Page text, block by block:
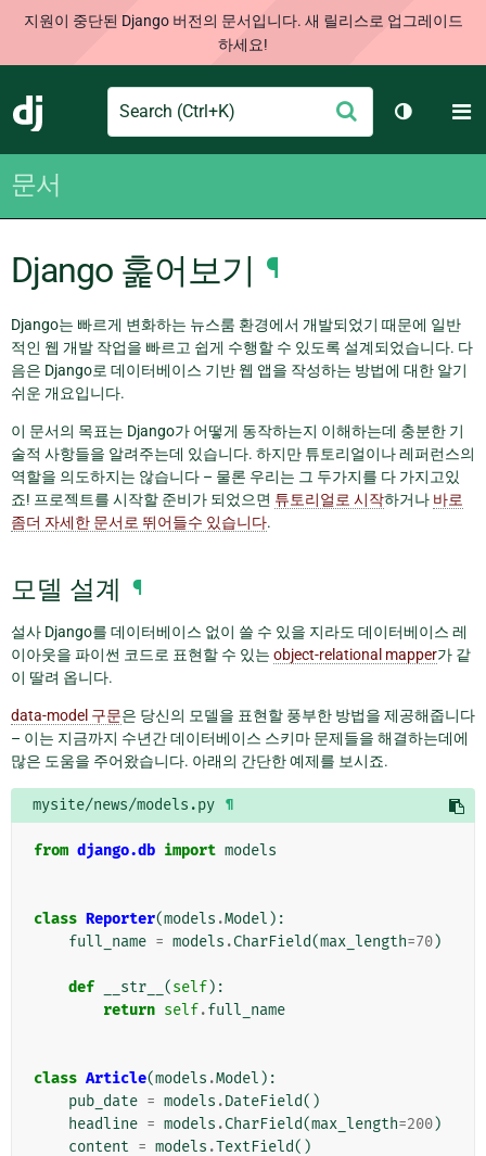
지원이 중단된 Django 버전의 문서입니다. 새 릴리스로 업그레이드
하세요!
Django
Search
출
테마 토
문서
Django 훑어보기 ¶
Django는 빠르게 변화하는 뉴스룸 환경에서 개발되었기 때문에 일반
적인 웹 개발 작업을 빠르고 쉽게 수행할 수 있도록 설계되었습니다. 다
음은 Django로 데이터베이스 기반 웹 앱을 작성하는 방법에 대한 알기
쉬운 개요입니다.
이 문서의 목표는 Django가 어떻게 동작하는지 이해하는데 충분한 기
술적 사항들을 알려주는데 있습니다. 하지만 튜토리얼이나 레퍼런스의
역할을 의도하지는 않습니다 – 물론 우리는 그 두가지를 다 가지고있
죠! 프로젝트를 시작할 준비가 되었으면 튜토리얼로 시작하거나 바로
좀더 자세한 문서로 뛰어들수 있습니다.
모델 설계 ¶
설사 Django를 데이터베이스 없이 쓸 수 있을 지라도 데이터베이스 레
이아웃을 파이썬 코드로 표현할 수 있는 object-relational mapper가 같
이 딸려 옵니다.
data-model 구문은 당신의 모델을 표현할 풍부한 방법을 제공해줍니다
– 이는 지금까지 수년간 데이터베이스 스키마 문제들을 해결하는데에
많은 도움을 주어왔습니다. 아래의 간단한 예제를 보시죠.
mysite/news/models.py ¶
from django.db import models
class Reporter(models .Model ):
full_name = models .CharField(max_length=70)
def __str__ (self):
return self.full_name
class Article(models .Model ):
pub_date = models .DateField()
headline = models .CharField(max_length=200)
content = models .TextField()